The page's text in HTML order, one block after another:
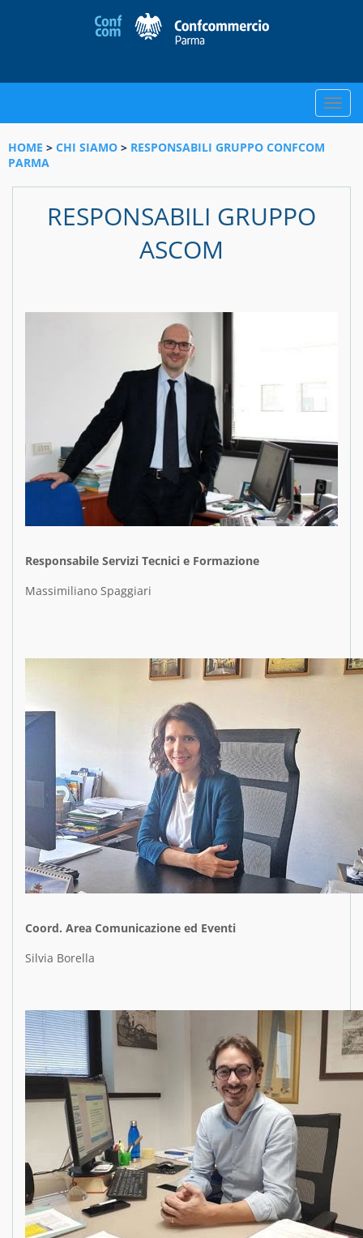
Toggle
HOME > CHI SIAMO > RESPONSABILI GRUPPO CONFCOM
PARMA
RESPONSABILI GRUPPO
ASCOM
Responsabile Servizi Tecnici e Formazione
Massimiliano Spaggiari
Coord. Area Comunicazione ed Eventi
Silvia Borella